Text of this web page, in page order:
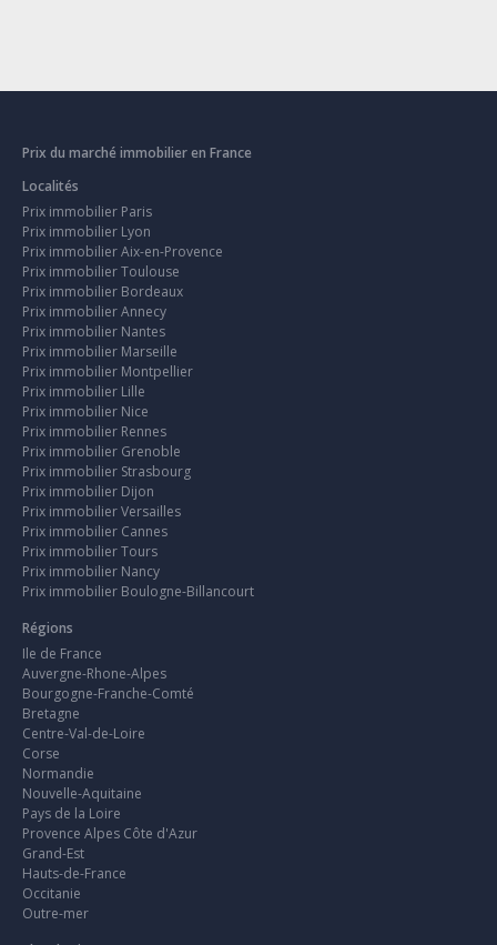
Prix du marché immobilier en France
Localités
Prix immobilier Paris
Prix immobilier Lyon
Prix immobilier Aix-en-Provence
Prix immobilier Toulouse
Prix immobilier Bordeaux
Prix immobilier Annecy
Prix immobilier Nantes
Prix immobilier Marseille
Prix immobilier Montpellier
Prix immobilier Lille
Prix immobilier Nice
Prix immobilier Rennes
Prix immobilier Grenoble
Prix immobilier Strasbourg
Prix immobilier Dijon
Prix immobilier Versailles
Prix immobilier Cannes
Prix immobilier Tours
Prix immobilier Nancy
Prix immobilier Boulogne-Billancourt
Régions
Ile de France
Auvergne-Rhone-Alpes
Bourgogne-Franche-Comté
Bretagne
Centre-Val-de-Loire
Corse
Normandie
Nouvelle-Aquitaine
Pays de la Loire
Provence Alpes Côte d'Azur
Grand-Est
Hauts-de-France
Occitanie
Outre-mer